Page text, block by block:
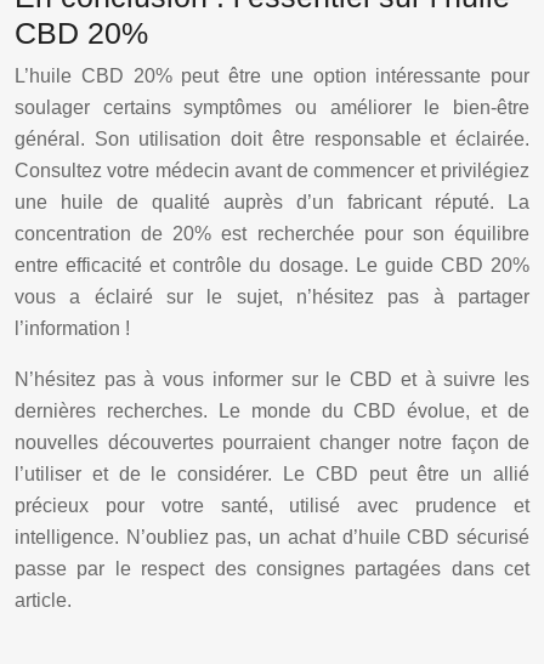
CBD 20%
L’huile CBD 20% peut être une option intéressante pour
soulager certains symptômes ou améliorer le bien-être
général. Son utilisation doit être responsable et éclairée.
Consultez votre médecin avant de commencer et privilégiez
une huile de qualité auprès d’un fabricant réputé. La
concentration de 20% est recherchée pour son équilibre
entre efficacité et contrôle du dosage. Le guide CBD 20%
vous a éclairé sur le sujet, n’hésitez pas à partager
l’information !
N’hésitez pas à vous informer sur le CBD et à suivre les
dernières recherches. Le monde du CBD évolue, et de
nouvelles découvertes pourraient changer notre façon de
l’utiliser et de le considérer. Le CBD peut être un allié
précieux pour votre santé, utilisé avec prudence et
intelligence. N’oubliez pas, un achat d’huile CBD sécurisé
passe par le respect des consignes partagées dans cet
article.